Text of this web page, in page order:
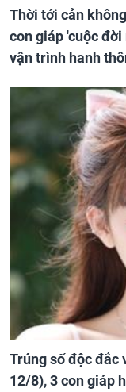
Thời tới cản
con giáp 'cuộc
vận trình hanh
Trúng số độc đắc
12/8), 3 con giáp